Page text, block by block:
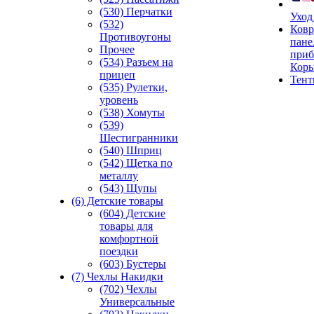
(530) Перчатки
(532)
Противоугоны
Прочее
(534) Разъем на
прицеп
(535) Рулетки,
уровень
(538) Хомуты
(539)
Шестигранники
(540) Шприц
(542) Щетка по
металлу
(543) Щупы
(6) Детские товары
(604) Детские
товары для
комфортной
поездки
(603) Бустеры
(7) Чехлы Накидки
(702) Чехлы
Универсальные
Уход